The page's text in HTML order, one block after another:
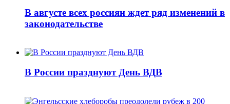
В августе всех россиян ждет ряд изменений в
законодательстве
В России празднуют День ВДВ